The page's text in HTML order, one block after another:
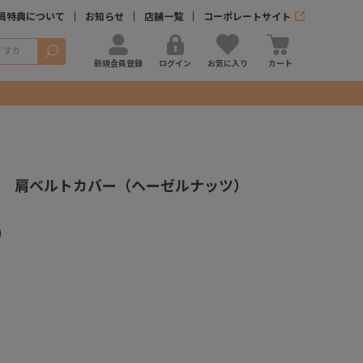
特典について お知らせ 店舗一覧 コーポレートサイト
検索
新規会員登録 ログイン お気に入り カート
ベルトカバー（ヘーゼルナッツ）